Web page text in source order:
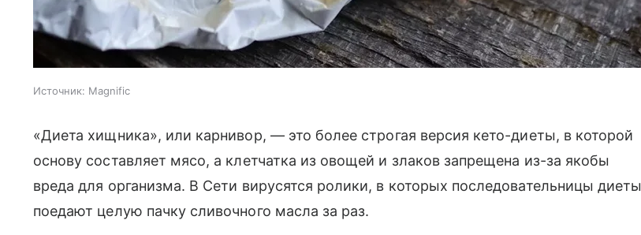
Источник: Magnific
«Диета хищника», или карнивор, — это более строгая версия кето-диеты, в которой
основу составляет мясо, а клетчатка из овощей и злаков запрещена из-за якобы
вреда для организма. В Сети вирусятся ролики, в которых последовательницы диеты
поедают целую пачку сливочного масла за раз.